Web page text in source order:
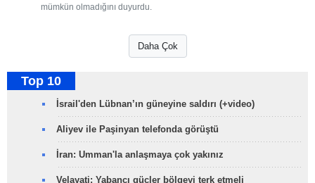
mümkün olmadığını duyurdu.
Daha Çok
Top 10
İsrail'den Lübnan’ın güneyine saldırı (+video)
Aliyev ile Paşinyan telefonda görüştü
İran: Umman'la anlaşmaya çok yakınız
Velayati: Yabancı güçler bölgeyi terk etmeli